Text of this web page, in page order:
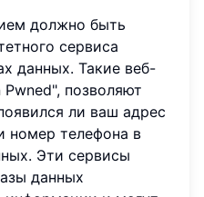
должно быть
сервиса
данных. Такие веб-
позволяют
ли ваш адрес
номер телефона в
Эти сервисы
данных